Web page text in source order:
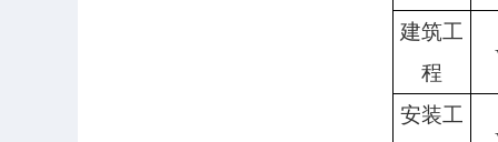
建筑工
程
安装工